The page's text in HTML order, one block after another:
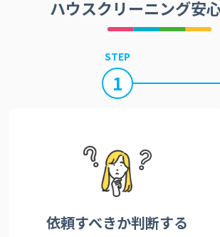
ハウスクリーニング安
STEP
1
依頼すべきか判断する